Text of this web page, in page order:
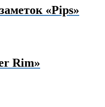
«Pips»
Rim»